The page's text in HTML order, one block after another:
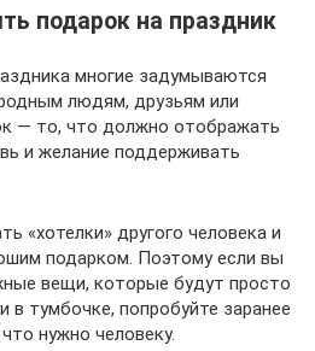
подарок на праздник
многие задумываются
людям, друзьям или
— то, что должно отображать
и желание поддерживать
«хотелки» другого человека и
подарком. Поэтому если вы
вещи, которые будут просто
в тумбочке, попробуйте заранее
нужно человеку.